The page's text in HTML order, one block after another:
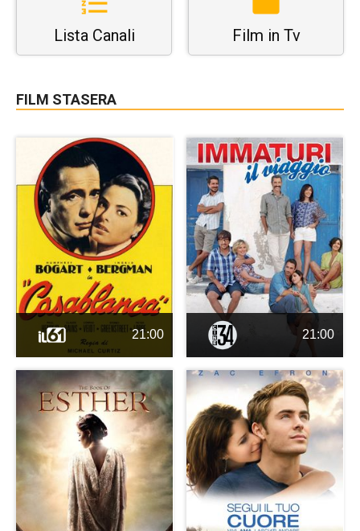
Lista Canali Film in Tv
FILM STASERA
21:00 21:00